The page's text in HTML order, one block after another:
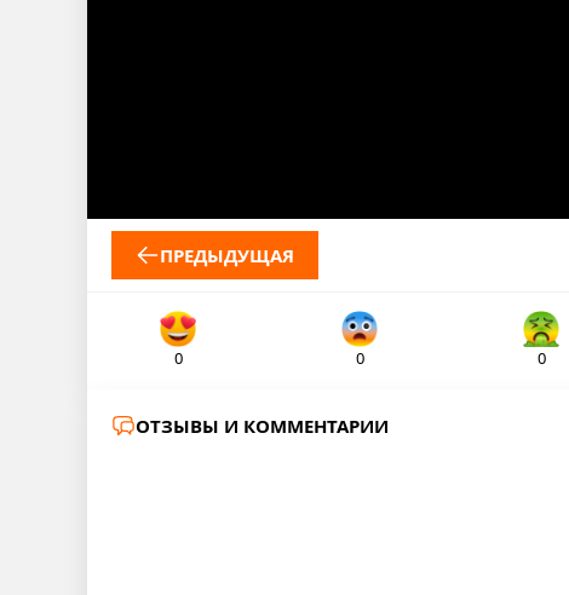
ПРЕДЫДУЩАЯ
0 0 0
ОТЗЫВЫ И КОММЕНТАРИИ